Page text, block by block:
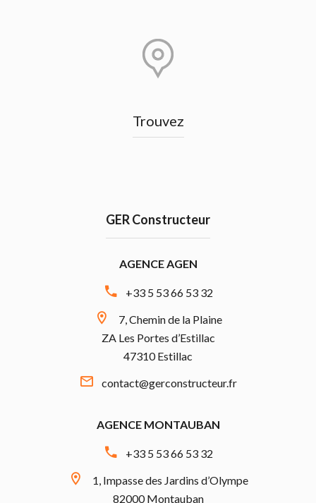
Trouvez
GER Constructeur
AGENCE AGEN
+33 5 53 66 53 32
7, Chemin de la Plaine
ZA Les Portes d’Estillac
47310 Estillac
contact@gerconstructeur.fr
AGENCE MONTAUBAN
+33 5 53 66 53 32
1, Impasse des Jardins d’Olympe
82000 Montauban